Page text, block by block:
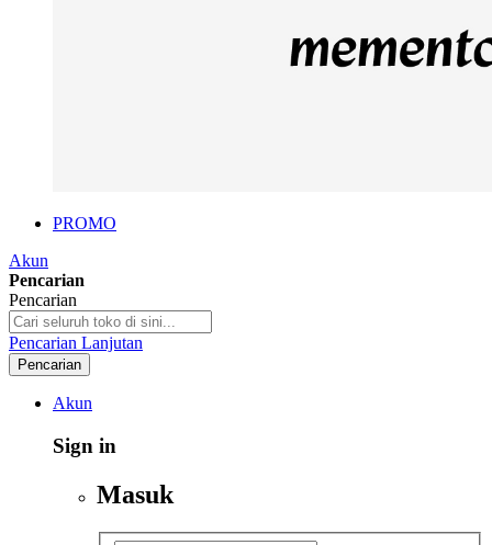
PROMO
Akun
Pencarian
Pencarian
Pencarian Lanjutan
Pencarian
Akun
Sign in
Masuk